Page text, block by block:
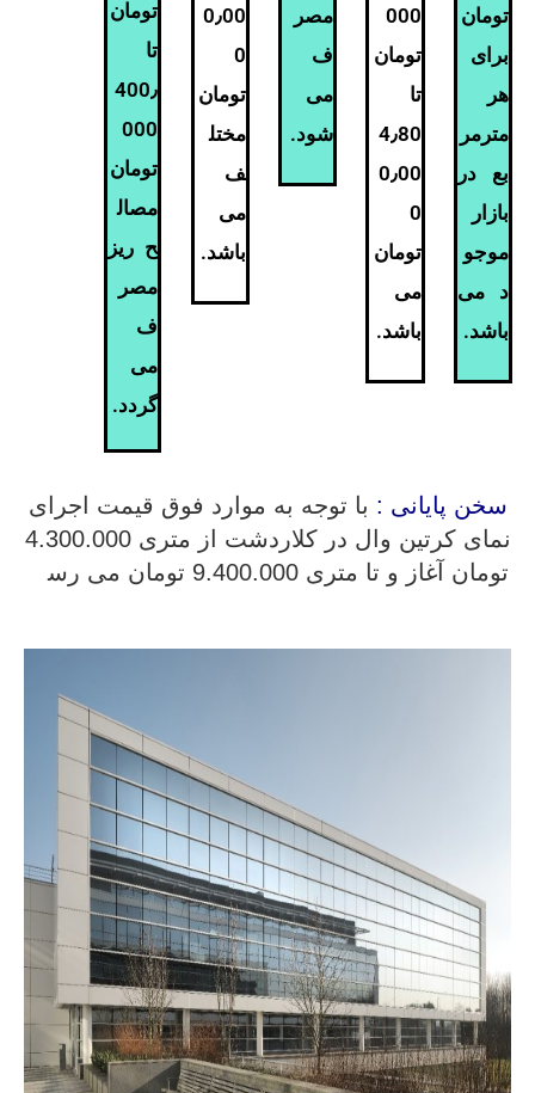
تومان
برای
هر
مترمر
بع در
بازار
موجو
د می
باشد.
000
تومان
تا
4٫80
0٫00
0
تومان
می
باشد.
مصر
ف
می
شود.
0٫00
0
تومان
مختل
ف
می
باشد.
تومان
تا
400٫
000
تومان
مصال
ح ریز
مصر
ف
می
گردد.
سخن پایانی : با توجه به موارد فوق قیمت اجرای
نمای کرتین وال در کلاردشت از متری 4.300.000
تومان آغاز و تا متری 9.400.000 تومان می رس
د.